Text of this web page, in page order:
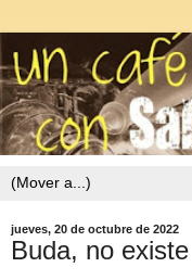
jueves, 20 de octubre de 2022
Buda, no existe